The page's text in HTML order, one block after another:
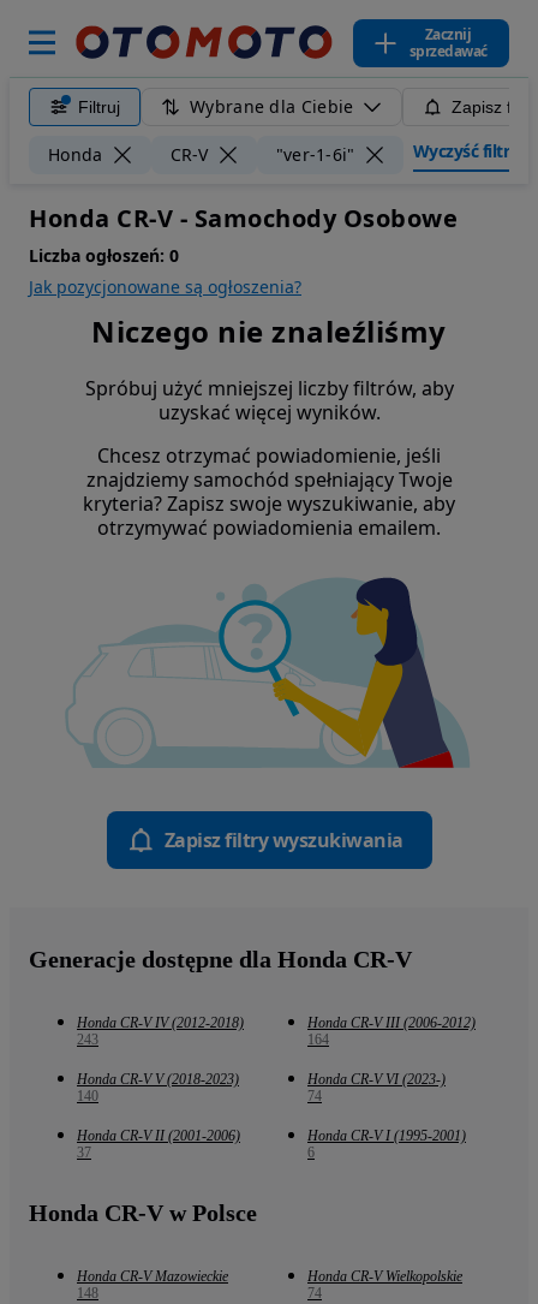
Zacznij
sprzedawać
Filtruj Wybrane dla Ciebie Zapisz
Honda CR-V "ver-1-6i" Wyczyść filtry
Honda CR-V - Samochody Osobowe
Liczba ogłoszeń: 0
Jak pozycjonowane są ogłoszenia?
Niczego nie znaleźliśmy
Spróbuj użyć mniejszej liczby filtrów, aby
uzyskać więcej wyników.
Chcesz otrzymać powiadomienie, jeśli
znajdziemy samochód spełniający Twoje
kryteria? Zapisz swoje wyszukiwanie, aby
otrzymywać powiadomienia emailem.
Zapisz filtry wyszukiwania
Generacje dostępne dla Honda CR-V
Honda CR-V IV (2012-2018)
243
Honda CR-V III (2006-2012)
164
Honda CR-V V (2018-2023)
140
Honda CR-V VI (2023-)
74
Honda CR-V II (2001-2006)
37
Honda CR-V I (1995-2001)
6
Honda CR-V w Polsce
Honda CR-V Mazowieckie
148
Honda CR-V Wielkopolskie
74